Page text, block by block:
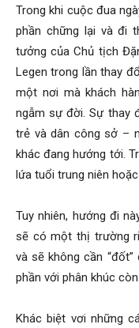
Trong khi cuộc đua
phần chững lại và đi
tưởng của Chủ tịch
Legen trong lần thay
một nơi mà khách
ngẫm sự đời. Sự thay
trẻ và dân công sở –
khác đang hướng tới.
lứa tuổi trung niên
Tuy nhiên, hướng đi
sẽ có một thị trường
và sẽ không cần
phần với phân khúc
Khác biệt vơi những